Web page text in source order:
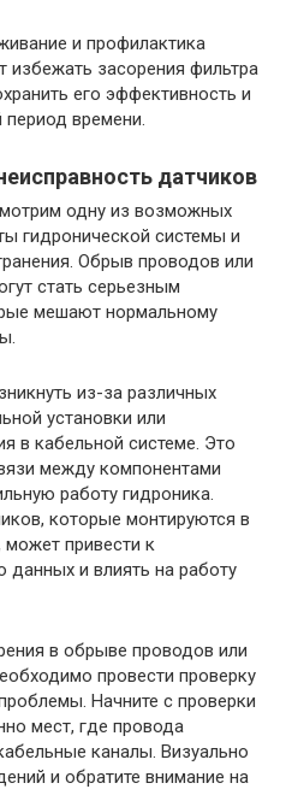
и профилактика
избежать засорения фильтра
его эффективность и
времени.
датчиков
одну из возможных
гидронической системы и
Обрыв проводов или
стать серьезным
мешают нормальному
из-за различных
установки или
в кабельной системе. Это
между компонентами
работу гидроника.
которые монтируются в
может привести к
данных и влиять на работу
в обрыве проводов или
провести проверку
Начните с проверки
мест, где провода
каналы. Визуально
и обратите внимание на